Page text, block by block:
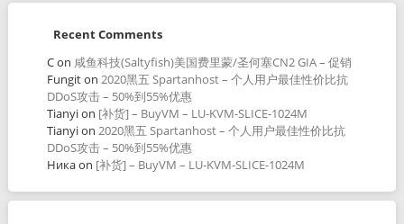
Recent Comments
Con 咸鱼科技(Saltyfish)美国费里蒙/圣何塞CN2 GIA – 促销
Fungiton 2020黑五 Spartanhost – 个人用户最佳性价比抗
DDoS攻击 – 50%到55%优惠
Tianyion [补货] – BuyVM – LU-KVM-SLICE-1024M
Tianyion 2020黑五 Spartanhost – 个人用户最佳性价比抗
DDoS攻击 – 50%到55%优惠
Никаon [补货] – BuyVM – LU-KVM-SLICE-1024M